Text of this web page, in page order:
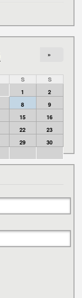
»
S
S
1
2
8
9
15
16
22
23
29
30